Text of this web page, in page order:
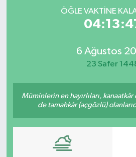
ÖĞLE VAKTİNE
6 Ağustos
23 Safer
Müminlerin en hayırlıları, kanaatkâr
de tamahkâr (açgözlü)
HABERLER
SÖYLEŞİ